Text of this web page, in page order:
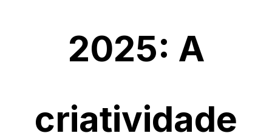
2025: A
criatividade